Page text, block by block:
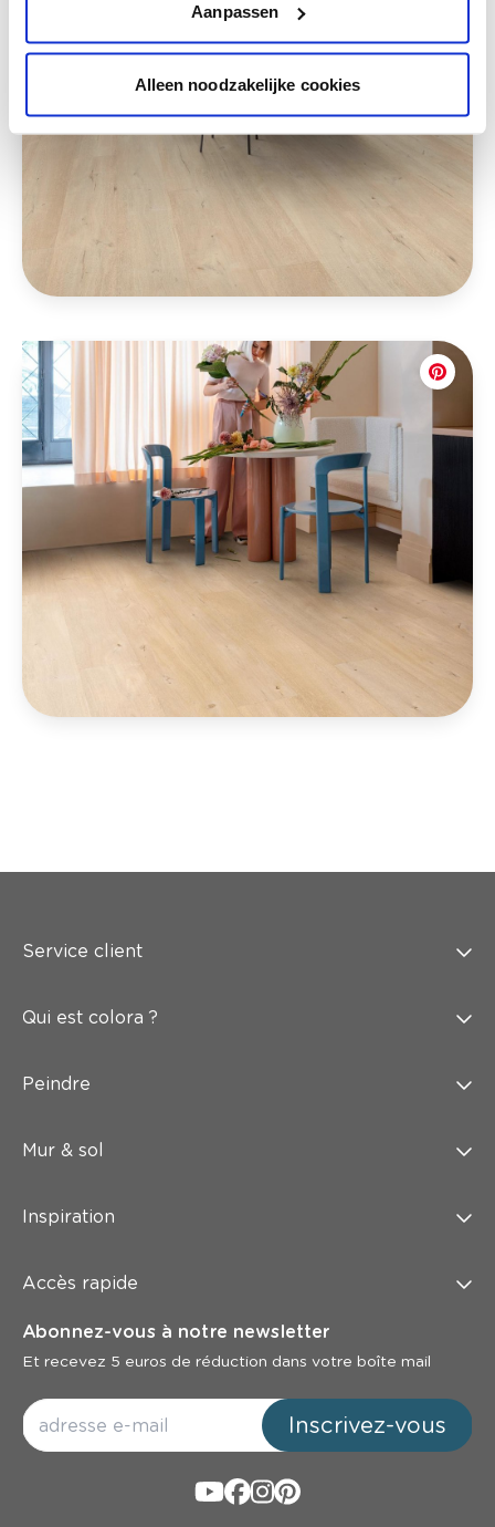
Aanpassen
Alleen noodzakelijke cookies
Service client
Qui est colora ?
Peindre
Mur & sol
Inspiration
Accès rapide
Abonnez-vous à notre newsletter
Et recevez 5 euros de réduction dans votre boîte mail
Inscrivez-vous